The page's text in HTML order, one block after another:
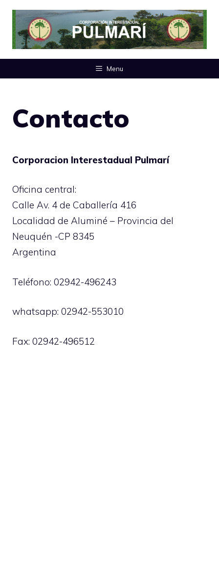
Saltar
contenido
Menu
Contacto
Corporacion Interestadual Pulmarí
Oficina central:
Calle Av. 4 de Caballería 416
Localidad de Aluminé – Provincia del
Neuquén -CP 8345
Argentina
Teléfono: 02942-496243
whatsapp: 02942-553010
Fax: 02942-496512